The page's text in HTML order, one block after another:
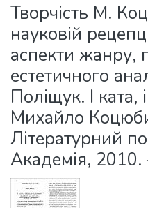
Statistics
Творчість М.
науковій
аспекти жанру,
естетичного
Поліщук. І ката,
Михайло
Літературний
Академія,